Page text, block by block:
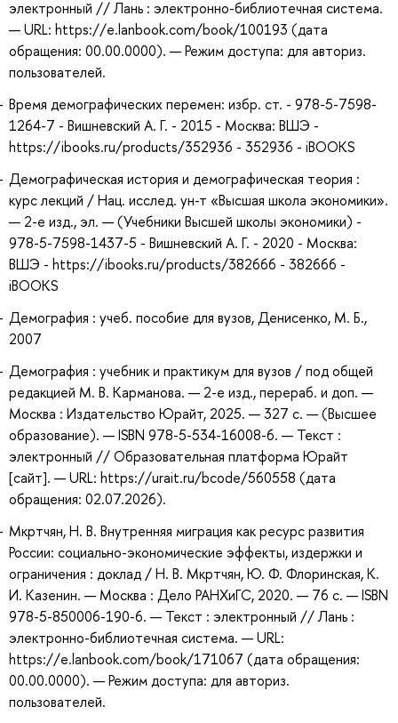
электронный // Лань : электронно-библиотечная система.
— URL: https://e.lanbook.com/book/100193 (дата
обращения: 00.00.0000). — Режим доступа: для авториз.
пользователей.
Время демографических перемен: избр. ст. - 978-5-7598-
1264-7 - Вишневский А. Г. - 2015 - Москва: ВШЭ -
https://ibooks.ru/products/352936 - 352936 - iBOOKS
Демографическая история и демографическая теория :
курс лекций / Нац. исслед. ун-т «Высшая школа экономики».
— 2-е изд., эл. — (Учебники Высшей школы экономики) -
978-5-7598-1437-5 - Вишневский А. Г. - 2020 - Москва:
ВШЭ - https://ibooks.ru/products/382666 - 382666 -
iBOOKS
Демография : учеб. пособие для вузов, Денисенко, М. Б.,
2007
Демография : учебник и практикум для вузов / под общей
редакцией М. В. Карманова. — 2-е изд., перераб. и доп. —
Москва : Издательство Юрайт, 2025. — 327 с. — (Высшее
образование). — ISBN 978-5-534-16008-6. — Текст :
электронный // Образовательная платформа Юрайт
[сайт]. — URL: https://urait.ru/bcode/560558 (дата
обращения: 02.07.2026).
Мкртчян, Н. В. Внутренняя миграция как ресурс развития
России: социально-экономические эффекты, издержки и
ограничения : доклад / Н. В. Мкртчян, Ю. Ф. Флоринская, К.
И. Казенин. — Москва : Дело РАНХиГС, 2020. — 76 с. — ISBN
978-5-850006-190-6. — Текст : электронный // Лань :
электронно-библиотечная система. — URL:
https://e.lanbook.com/book/171067 (дата обращения:
00.00.0000). — Режим доступа: для авториз.
пользователей.